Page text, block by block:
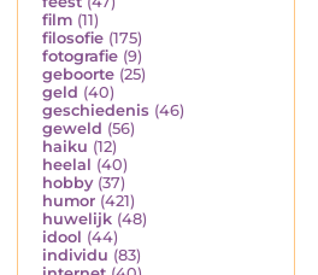
film (11)
filosofie (175)
fotografie (9)
geboorte (25)
geld (40)
geschiedenis (46)
geweld (56)
haiku (12)
heelal (40)
hobby (37)
humor (421)
huwelijk (48)
idool (44)
individu (83)